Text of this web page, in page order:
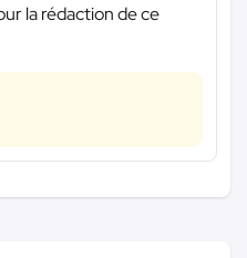
la rédaction de ce